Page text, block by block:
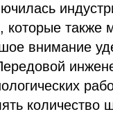
также
внимание
количество